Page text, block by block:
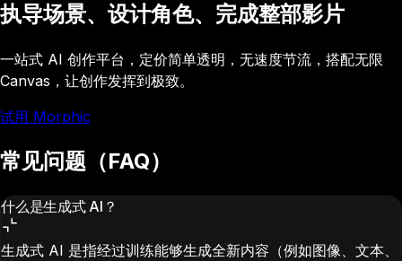
执导场景、设计角色、完成整部影片
一站式 AI 创作平台，定价简单透明，无速度节流，搭配无限
Canvas，让创作发挥到极致。
试用 Morphic
常见问题（FAQ）
什么是生成式 AI？
生成式 AI 是指经过训练能够生成全新内容（例如图像、文本、